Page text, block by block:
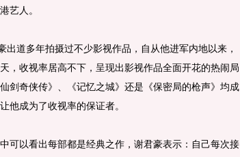
艺人。
道多年拍摄过不少影视作品，自从他进军内地以来，
，收视率居高不下，呈现出影视作品全面开花的热闹局
剑奇侠传》、《记忆之城》还是《保密局的枪声》均成
他成为了收视率的保证者。
以看出每部都是经典之作，谢君豪表示：自己每次接